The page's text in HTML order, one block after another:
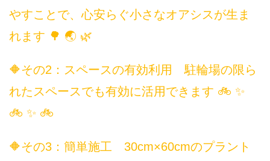
やすことで、心安らぐ小さなオアシスが生ま
れます 🌳 🌏 🌿
🔶その2：スペースの有効利用 駐輪場の限ら
れたスペースでも有効に活用できます 🚲 ✨
🚲 ✨ 🚲
🔶その3：簡単施工 30cm×60cmのプラント